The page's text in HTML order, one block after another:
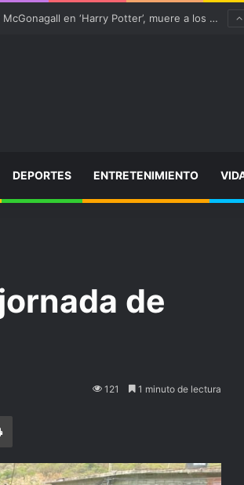
una rotura completa del tendón rotuliano
DEPORTES ENTRETENIMIENTO
de
121 1 minuto de lectura
Imprimir